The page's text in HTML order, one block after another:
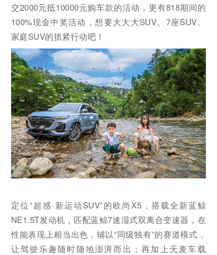
交2000元抵10000元购车款的活动，更有818期间的
100%现金中奖活动，想要大大大SUV、7座SUV、
家庭SUV的抓紧行动吧！
定位“超感·新运动SUV”的欧尚X5，搭载全新蓝鲸
NE1.5T发动机，匹配蓝鲸7速湿式双离合变速器，在
性能表现上相当出色，辅以“同级独有”的赛道模式，
让驾驶乐趣随时随地澎湃而出；再加上无麦车载